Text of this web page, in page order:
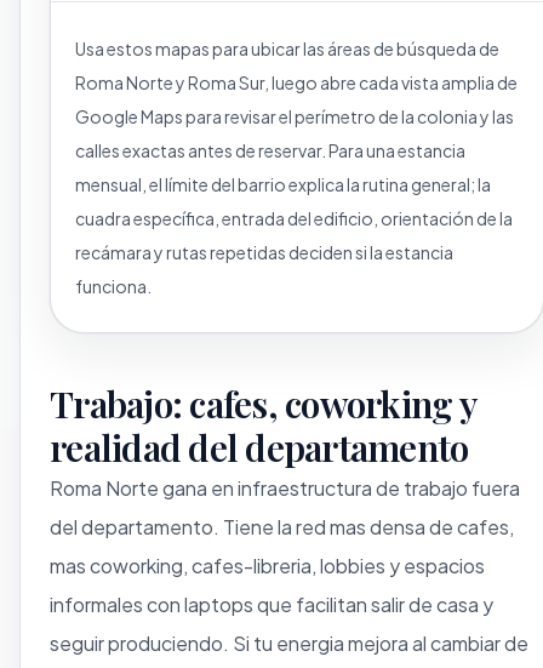
Usa estos mapas para ubicar las áreas de búsqueda de
Roma Norte y Roma Sur, luego abre cada vista amplia de
Google Maps para revisar el perímetro de la colonia y las
calles exactas antes de reservar. Para una estancia
mensual, el límite del barrio explica la rutina general; la
cuadra específica, entrada del edificio, orientación de la
recámara y rutas repetidas deciden si la estancia
funciona.
Trabajo: cafes, coworking y
realidad del departamento
Roma Norte gana en infraestructura de trabajo fuera
del departamento. Tiene la red mas densa de cafes,
mas coworking, cafes-libreria, lobbies y espacios
informales con laptops que facilitan salir de casa y
seguir produciendo. Si tu energia mejora al cambiar de